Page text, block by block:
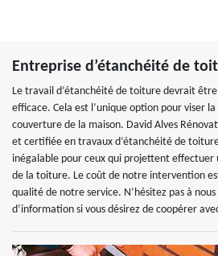
Entreprise d’étanchéité de
Le travail d’étanchéité de toiture devrait
efficace. Cela est l’unique option pour viser
couverture de la maison. David Alves
et certifiée en travaux d’étanchéité de
inégalable pour ceux qui projettent
de la toiture. Le coût de notre intervention
qualité de notre service. N’hésitez pas à
d’information si vous désirez de coopérer